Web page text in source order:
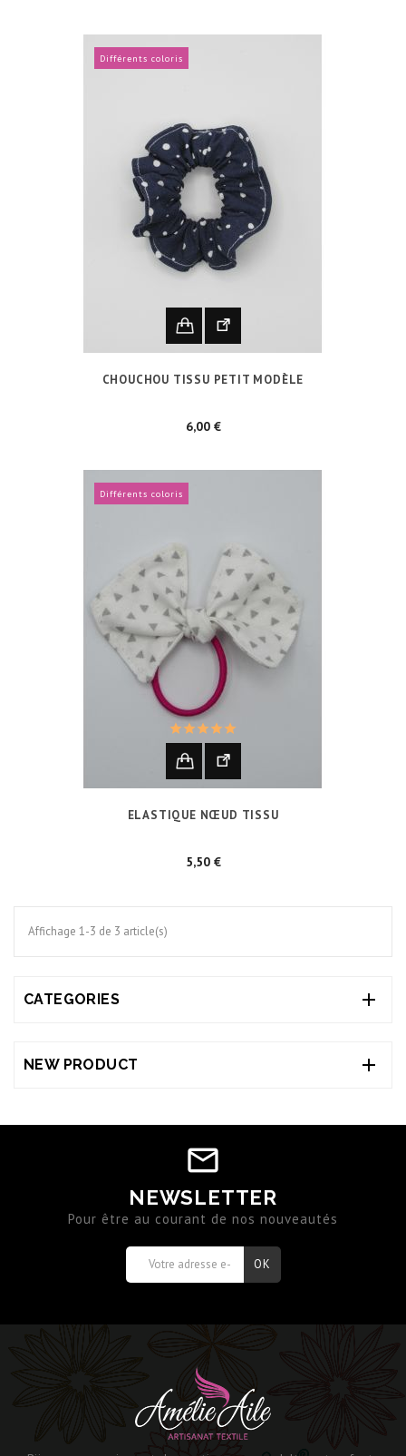
Différents coloris
CHOUCHOU TISSU PETIT MODÈLE
6,00 €Prix
Différents coloris
ELASTIQUE NŒUD TISSU
5,50 €Prix
Affichage 1-3 de 3 article(s)
CATEGORIES 
NEW PRODUCT 
NEWSLETTER
Pour être au courant de nos nouveautés